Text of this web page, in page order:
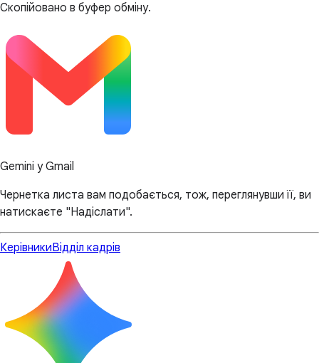
Скопійовано в буфер обміну.
Gemini у Gmail
Чернетка листа вам подобається, тож, переглянувши її, ви
натискаєте "Надіслати".
КерівникиВідділ кадрів